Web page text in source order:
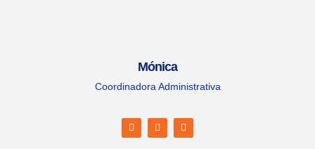
Mónica
Coordinadora Administrativa